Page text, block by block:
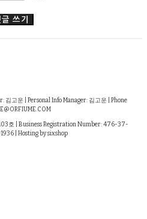
글 쓰기
김고운 | Personal Info Manager: 김고운 | Phone
호 | Business Registration Number:476-37-
| Hosting by sixshop